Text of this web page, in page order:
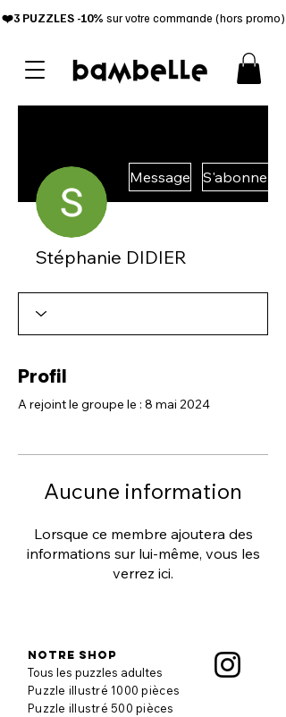
❤️3 PUZZLES -10% sur votre commande (hors promo)
Message S'abonner
Stéphanie DIDIER
Profil
A rejoint le groupe le : 8 mai 2024
Aucune information
Lorsque ce membre ajoutera des
informations sur lui-même, vous les
verrez ici.
Notre shop
Tous les puzzles adultes
Puzzle illustré 1000 pièces
Puzzle illustré 500 pièces